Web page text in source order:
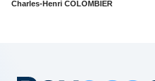
Charles-Henri COLOMBIER